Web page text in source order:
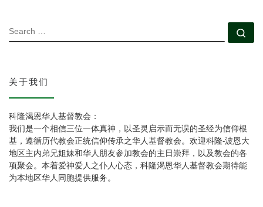
SEARCH
关于我们
科隆渴恩华人基督教会：
我们是一个相信三位一体真神，以圣灵启示而无误的圣经为信仰根
基，遵循历代教会正统信仰传承之华人基督教会。欢迎科隆-波恩大
地区主内弟兄姐妹和华人朋友参加教会的主日崇拜，以及教会的各
项聚会。本着爱神爱人之仆人心态，科隆渴恩华人基督教会期待能
为本地区华人同胞提供服务。